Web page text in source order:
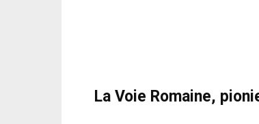
La Voie Romaine,